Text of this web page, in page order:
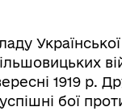
1919 р.
бої